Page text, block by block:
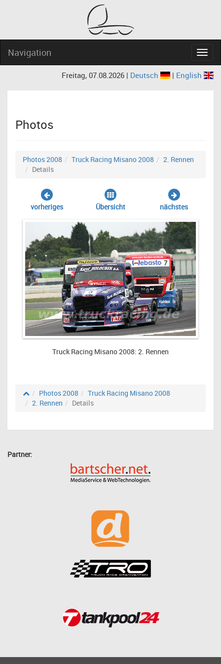
Navigation
Freitag, 07.08.2026 | Deutsch | English
Photos
Photos 2008 Truck Racing Misano 2008
2. Rennen
Details
vorheriges Übersicht nächstes
Truck Racing Misano 2008: 2. Rennen
Photos 2008
Truck Racing Misano 2008
2. Rennen
Details
Partner: